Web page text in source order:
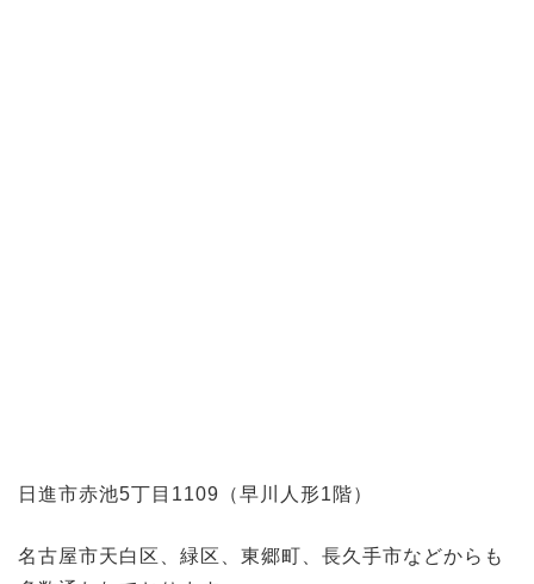
日進市赤池5丁目1109（早川人形1階）
名古屋市天白区、緑区、東郷町、長久手市などからも